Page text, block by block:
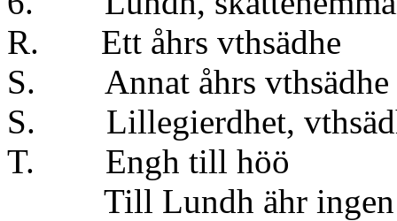
R. Ett åhrs
S. Annat åhrs
S. Lillegierdhet,
T. Engh till höö
Till Lundh ähr ingen